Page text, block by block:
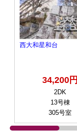
西大和星和台
34,200円
2DK
13号棟
305号室